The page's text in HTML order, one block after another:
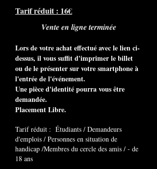
Tarif réduit : 16€
Vente en ligne terminée
Lors de votre achat effectué avec le lien ci-
dessus, il vous suffit d'imprimer le billet
ou de le présenter sur votre smartphone à
l'entrée de l'événement.
Une pièce d'identité pourra vous être
demandée.
Placement Libre.
Tarif réduit : Étudiants / Demandeurs
d'emplois / Personnes en situation de
handicap /Membres du cercle des amis / - de
18 ans